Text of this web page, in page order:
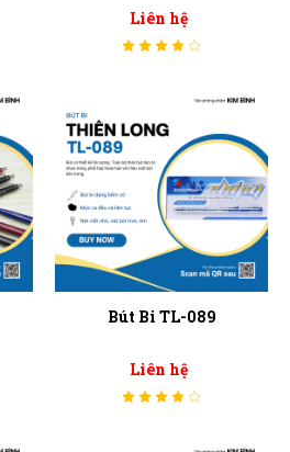
Liên hệ
Bút Bi TL-089
Liên hệ